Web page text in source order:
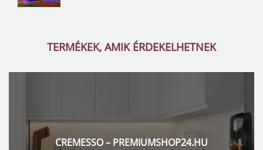
TERMÉKEK, AMIK ÉRDEKELHETNEK
PORCELANOSA – PALATINUS FÜRDŐSZOBA